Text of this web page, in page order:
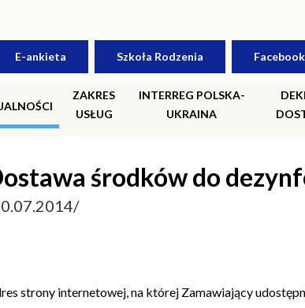
E-ankieta Szkoła Rodzenia Facebook
ZAKRES
USŁUG
INTERREG POLSKA-
UKRAINA
środków do
strony internetowej, na której Zamawiający